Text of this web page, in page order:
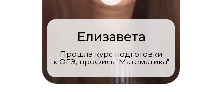
Елизавета
Прошла курс подготовки
к ОГЭ, профиль "Математика"